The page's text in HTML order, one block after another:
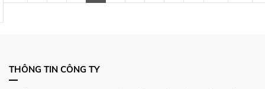
THÔNG TIN CÔNG TY